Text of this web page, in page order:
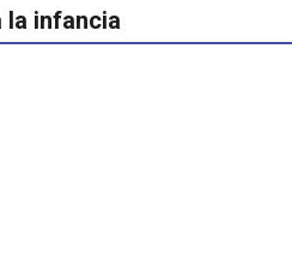
la infancia